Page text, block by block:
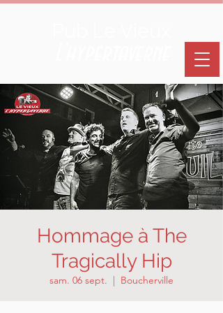
Hommage à The
Tragically Hip
sam. 06 sept.
  |
Boucherville